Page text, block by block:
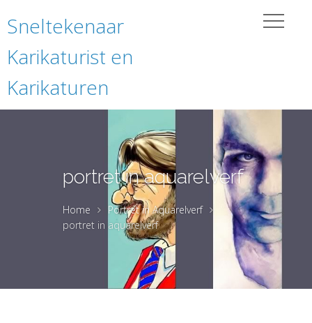
Sneltekenaar
Karikaturist en
Karikaturen
portret in aquarelverf
Home
Portret in Aquarelverf
portret in aquarelverf